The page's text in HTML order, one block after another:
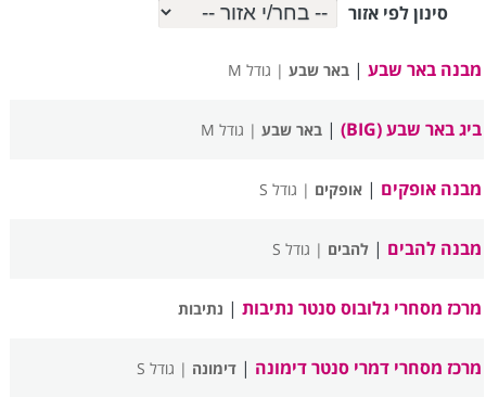
סינון לפי אזור
מבנה באר שבע |באר שבע | גודל M
ביג באר שבע (BIG) |באר שבע | גודל M
מבנה אופקים |אופקים | גודל S
מבנה להבים |להבים | גודל S
מרכז מסחרי גלובוס סנטר נתיבות | נתיבות
מרכז מסחרי דמרי סנטר דימונה |דימונה | גודל S